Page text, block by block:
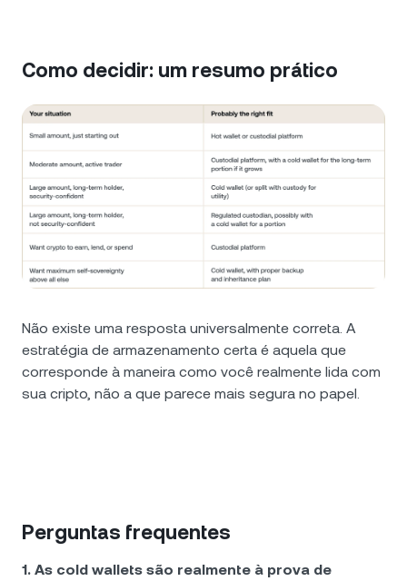
Como decidir: um resumo prático
Não existe uma resposta universalmente correta. A
estratégia de armazenamento certa é aquela que
corresponde à maneira como você realmente lida com
sua cripto, não a que parece mais segura no papel.
Perguntas frequentes
1. As cold wallets são realmente à prova de